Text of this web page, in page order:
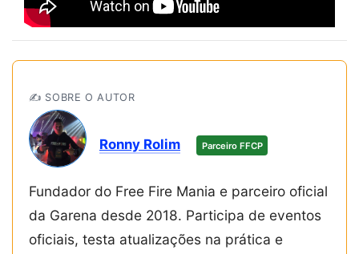
✍️ SOBRE O AUTOR
Ronny Rolim Parceiro FFCP
Fundador do Free Fire Mania e parceiro oficial
da Garena desde 2018. Participa de eventos
oficiais, testa atualizações na prática e